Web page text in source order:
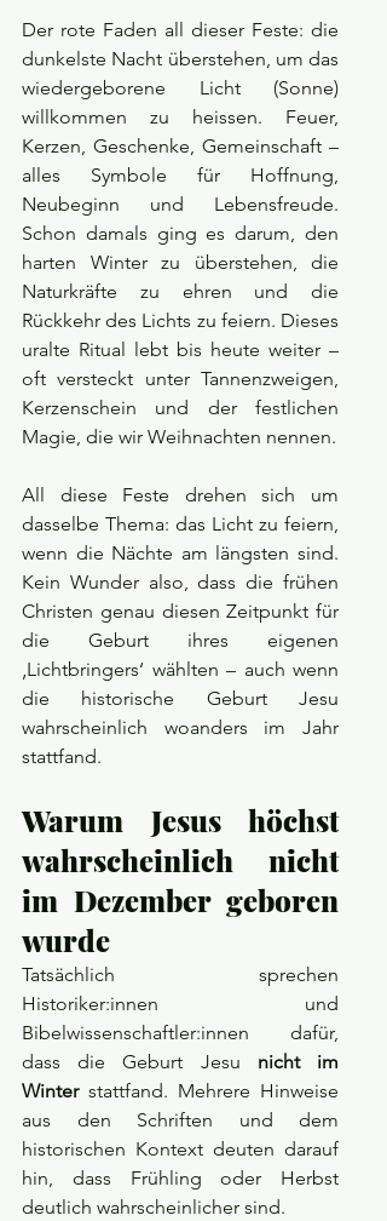
Der rote Faden all dieser Feste: die
dunkelste Nacht überstehen, um das
wiedergeborene Licht (Sonne)
willkommen zu heissen. Feuer,
Kerzen, Geschenke, Gemeinschaft –
alles Symbole für Hoffnung,
Neubeginn und Lebensfreude.
Schon damals ging es darum, den
harten Winter zu überstehen, die
Naturkräfte zu ehren und die
Rückkehr des Lichts zu feiern. Dieses
uralte Ritual lebt bis heute weiter –
oft versteckt unter Tannenzweigen,
Kerzenschein und der festlichen
Magie, die wir Weihnachten nennen.
All diese Feste drehen sich um
dasselbe Thema: das Licht zu feiern,
wenn die Nächte am längsten sind.
Kein Wunder also, dass die frühen
Christen genau diesen Zeitpunkt für
die Geburt ihres eigenen
‚Lichtbringers‘ wählten – auch wenn
die historische Geburt Jesu
wahrscheinlich woanders im Jahr
stattfand.
Warum Jesus höchst
wahrscheinlich nicht
im Dezember geboren
wurde
Tatsächlich sprechen
Historiker:innen und
Bibelwissenschaftler:innen dafür,
dass die Geburt Jesu nicht im
Winter stattfand. Mehrere Hinweise
aus den Schriften und dem
historischen Kontext deuten darauf
hin, dass Frühling oder Herbst
deutlich wahrscheinlicher sind.